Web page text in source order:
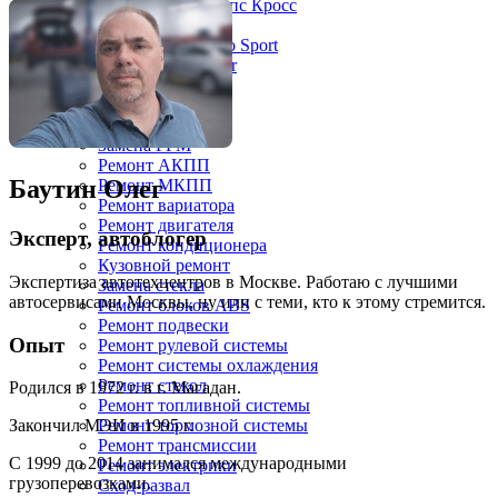
Митсубиси Эклипс Кросс
Митсубиси Кольт
Mitsubishi Montero Sport
Mitsubishi Xpander
Mitsubishi L200
Ремонт
Диагностика
Замена ГРМ
Ремонт АКПП
Ремонт МКПП
Ремонт вариатора
Ремонт двигателя
Ремонт кондиционера
Кузовной ремонт
Замена стекла
Ремонт блоков ABS
Ремонт подвески
Ремонт рулевой системы
Ремонт системы охлаждения
Ремонт стекол
Ремонт топливной системы
Ремонт тормозной системы
Ремонт трансмиссии
Ремонт электрики
Сход-развал
Баутин Олег
Эксперт, автоблогер
Экспертиза автотехцентров в Москве. Работаю с лучшими
автосервисами Москвы, ну или с теми, кто к этому стремится.
Опыт
Родился в 1972 г. в г. Магадан.
Закончил МЭИ в 1995 г.
С 1999 до 2014 занимался международными
грузоперевозками.